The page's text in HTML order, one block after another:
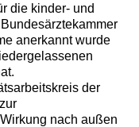
die kinder- und
anerkannt wurde
der
nach außen